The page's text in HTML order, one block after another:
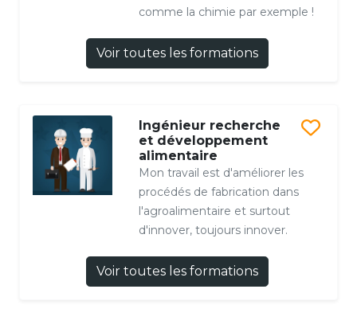
comme la chimie par exemple !
Voir toutes les formations
Ingénieur recherche
et développement
alimentaire
Mon travail est d'améliorer les
procédés de fabrication dans
l'agroalimentaire et surtout
d'innover, toujours innover.
Voir toutes les formations